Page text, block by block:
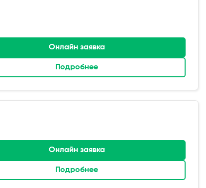
Онлайн заявка
Подробнее
Онлайн заявка
Подробнее